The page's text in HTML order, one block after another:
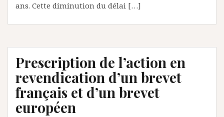
ans. Cette diminution du délai […]
Prescription de l’action en
revendication d’un brevet
français et d’un brevet
européen